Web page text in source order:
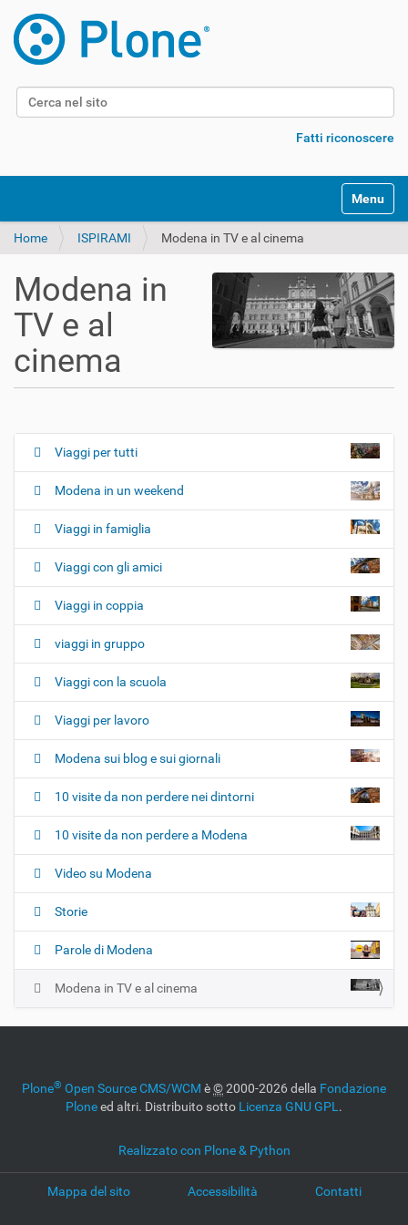
Cerca nel sito
Fatti riconoscere
Alterna
Home ISPIRAMI Modena in TV e al cinema
Modena in
TV e al
cinema
N
g
a
z
o
n
e
Viaggi per tutti
Modena in un weekend
Viaggi in famiglia
Viaggi con gli amici
Viaggi in coppia
viaggi in gruppo
Viaggi con la scuola
Viaggi per lavoro
Modena sui blog e sui giornali
10 visite da non perdere nei dintorni
10 visite da non perdere a Modena
Video su Modena
Storie
Parole di Modena
Modena in TV e al cinema
Plone® Open Source CMS/WCM è©2000-2026 della Fondazione
Ploneed altri. Distribuito sotto Licenza GNU GPL .
Realizzato con Plone & Python
Mappa del sito Accessibilità Contatti